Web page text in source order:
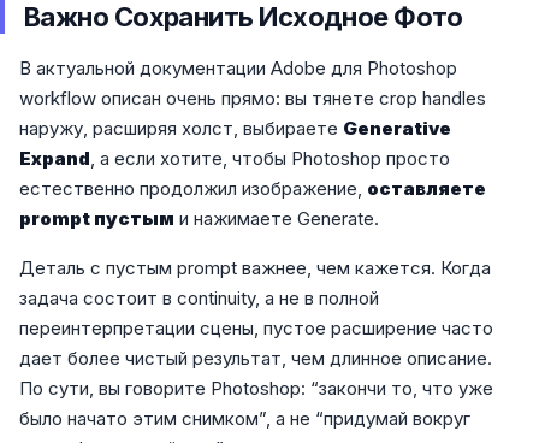
Важно Сохранить Исходное Фото
В актуальной документации Adobe для Photoshop
workflow описан очень прямо: вы тянете crop handles
наружу, расширяя холст, выбираете Generative
Expand, а если хотите, чтобы Photoshop просто
естественно продолжил изображение, оставляете
prompt пустым и нажимаете Generate.
Деталь с пустым prompt важнее, чем кажется. Когда
задача состоит в continuity, а не в полной
переинтерпретации сцены, пустое расширение часто
дает более чистый результат, чем длинное описание.
По сути, вы говорите Photoshop: “закончи то, что уже
было начато этим снимком”, а не “придумай вокруг